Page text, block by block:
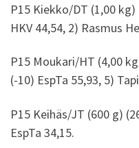
P15 Kiekko/DT (1,00
HKV 44,54, 2) Rasmus
P15 Moukari/HT (4,00
(-10) EspTa 55,93, 5)
P15 Keihäs/JT (600 g)
EspTa 34,15.